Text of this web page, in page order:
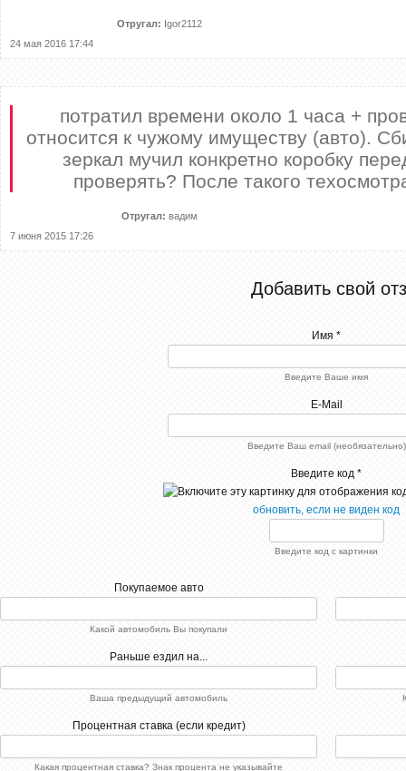
Отругал: Igor2112
24 мая 2016 17:44
потратил времени около 1 часа +
относится к чужому имуществу (авто).
зеркал мучил конкретно коробку
проверять? После такого
Отругал: вадим
7 июня 2015 17:26
Добавить свой
Имя *
Введите Ваше имя
E-Mail
Введите Ваш email (необязательно)
Введите код *
обновить, если не виден код
Введите код с картинки
Покупаемое авто
Какой автомобиль Вы покупали
Раньше ездил на...
Ваша предыдущий автомобиль
Процентная ставка (если кредит)
Какая процентная ставка? Знак процента не указывайте